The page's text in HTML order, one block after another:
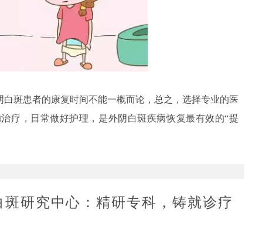
斑患者的康复时间不能一概而论，总之，选择专业的医
疗，日常做好护理，是外阴白斑疾病恢复最有效的“提
斑研究中心：精研专科，铸就诊疗